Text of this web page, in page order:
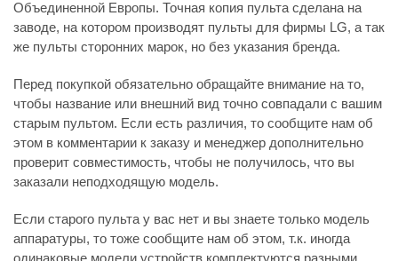
Объединенной Европы. Точная копия пульта сделана на
заводе, на котором производят пульты для фирмы LG, а так
же пульты сторонних марок, но без указания бренда.
Перед покупкой обязательно обращайте внимание на то,
чтобы название или внешний вид точно совпадали с вашим
старым пультом. Если есть различия, то сообщите нам об
этом в комментарии к заказу и менеджер дополнительно
проверит совместимость, чтобы не получилось, что вы
заказали неподходящую модель.
Если старого пульта у вас нет и вы знаете только модель
аппаратуры, то тоже сообщите нам об этом, т.к. иногда
одинаковые модели устройств комплектуются разными